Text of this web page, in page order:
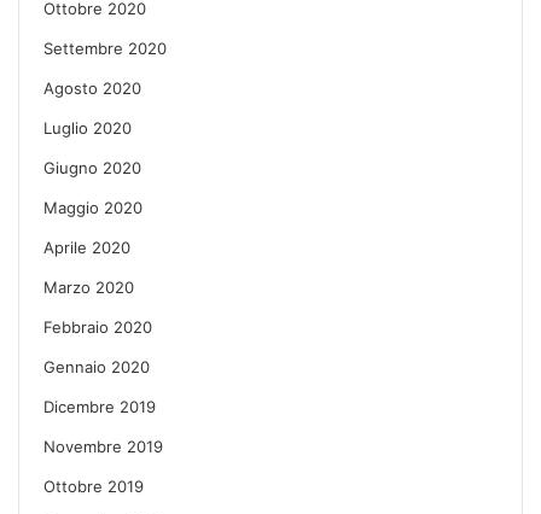
Ottobre 2020
Settembre 2020
Agosto 2020
Luglio 2020
Giugno 2020
Maggio 2020
Aprile 2020
Marzo 2020
Febbraio 2020
Gennaio 2020
Dicembre 2019
Novembre 2019
Ottobre 2019